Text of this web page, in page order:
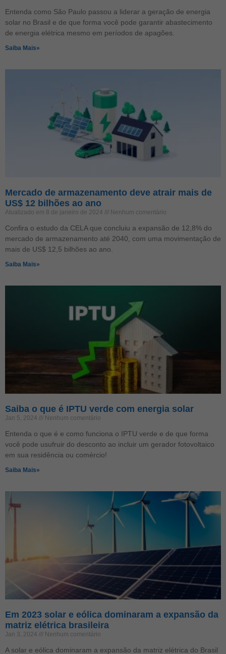
Entenda como São Paulo passou a liderar a geração de energia
solar no Brasil e de que forma você pode garantir abastecimento
de energia elétrica mesmo em períodos de apagões.
Saiba Mais»
Mercado de armazenamento deve atrair mais de
US$ 12 bilhões ao ano
Atualizado em 8 de janeiro de 2024 Nenhum comentário
Confira o estudo da CELA que concluiu a expansão de 12,8% do
mercado de armazenamento até 2040, com uma movimentação de
mais de US$ 12,5 bilhões ao ano.
Saiba Mais»
Saiba o que é IPTU verde com energia solar
Jan 5, 2024 Nenhum comentário
Entenda o que é e como funciona o IPTU verde e de que forma
você pode usufruir do desconto ao incluir um gerador fotovoltaico
em sua residência ou comércio!
Saiba Mais»
Em 2023 solar e eólica dominaram a expansão da
matriz elétrica brasileira
Jan 3, 2024 Nenhum comentário
A solar e eólica dominaram a expansão da matriz elétrica do Brasil